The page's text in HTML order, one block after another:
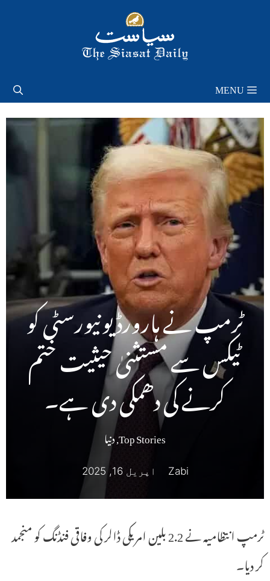
MENU
ٹرمپ نے ہارورڈ یونیورسٹی کو
ٹیکس سے مستثنیٰ حیثیت ختم
کرنے کی دھمکی دی ہے۔
Top Stories
,دنیا
Zabi اپریل 16, 2025
ٹرمپ انتظامیہ نے 2.2 بلین امریکی ڈالر کی وفاقی فنڈنگ ​​کو منجمد
کر دیا۔